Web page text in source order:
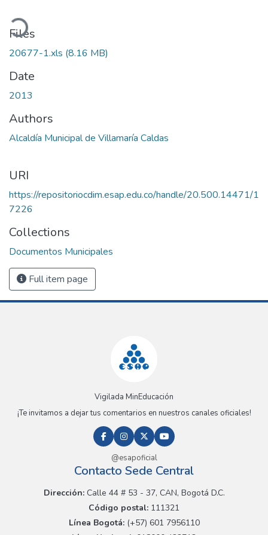
Files
20677-1.xls (8.16 MB)
Date
2013
Authors
Alcaldía Municipal de Villamaría Caldas
URI
https://repositoriocdim.esap.edu.co/handle/20.500.14471/1
7226
Collections
Documentos Municipales
Full item page
Vigilada MinEducación
¡Te invitamos a dejar tus comentarios en nuestros canales oficiales!
@esapoficial
Contacto Sede Central
Dirección:Calle 44 # 53 - 37, CAN, Bogotá D.C.
Código postal: 111321
Línea Bogotá:(+57) 601 7956110